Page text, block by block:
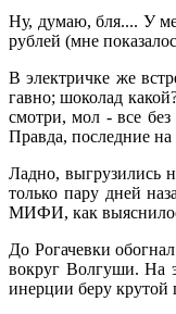
Ну, думаю, бля.... У
рублей (мне
В электричке же
гавно; шоколад
смотри, мол - все
Правда, последние
Ладно, выгрузились
только пару дней
МИФИ, как
До Рогачевки
вокруг Волгуши. На
инерции беру крутой